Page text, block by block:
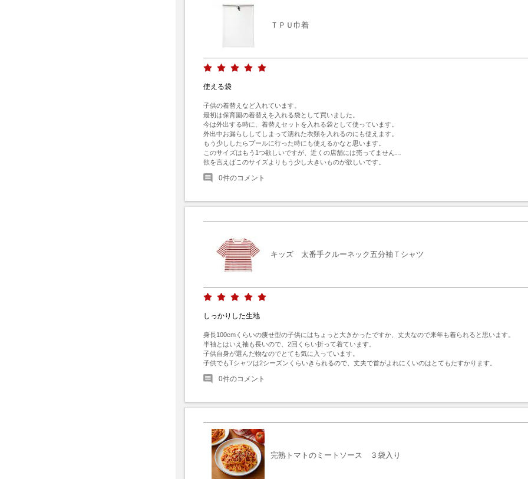
ＴＰＵ巾着
使える袋
子供の着替えなど入れています。
最初は保育園の着替えを入れる袋として買いました。
今は外出する時に、着替えセットを入れる袋として使っています。
外出中お漏らししてしまって濡れた衣類を入れるのにも使えます。
もう少ししたらプールに行った時にも使えるかなと思います。
このサイズはもう1つ欲しいですが、近くの店舗には売ってません…
欲を言えばこのサイズよりもう少し大きいものが欲しいです。
0件のコメント
キッズ 太番手クルーネック五分袖Ｔシャツ
しっかりした生地
身長100cmくらいの痩せ型の子供にはちょっと大きかったですか、丈夫なので来年も着られると思います。
半袖とはいえ袖も長いので、2回くらい折って着ています。
子供自身が選んだ物なのでとても気に入っています。
子供でもTシャツは2シーズンくらいきられるので、丈夫で首がよれにくいのはとてもたすかります。
0件のコメント
完熟トマトのミートソース ３袋入り